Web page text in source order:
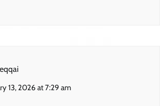
13, 2026 at 7:29 am